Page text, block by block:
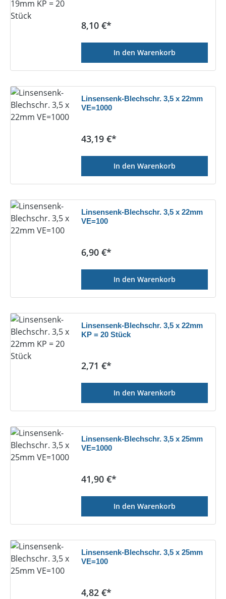
Regulärer Preis:
8,10 €*
In den Warenkorb
Linsensenk-Blechschr. 3,5 x 22mm
VE=1000
Regulärer Preis:
43,19 €*
In den Warenkorb
Linsensenk-Blechschr. 3,5 x 22mm
VE=100
Regulärer Preis:
6,90 €*
In den Warenkorb
Linsensenk-Blechschr. 3,5 x 22mm
KP = 20 Stück
Regulärer Preis:
2,71 €*
In den Warenkorb
Linsensenk-Blechschr. 3,5 x 25mm
VE=1000
Regulärer Preis:
41,90 €*
In den Warenkorb
Linsensenk-Blechschr. 3,5 x 25mm
VE=100
Regulärer Preis:
4,82 €*